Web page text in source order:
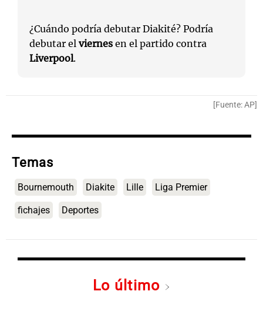
¿Cuándo podría debutar Diakité? Podría
debutar el viernes en el partido contra
Liverpool.
[Fuente: AP]
Temas
Bournemouth Diakite Lille Liga Premier
fichajes Deportes
Lo último